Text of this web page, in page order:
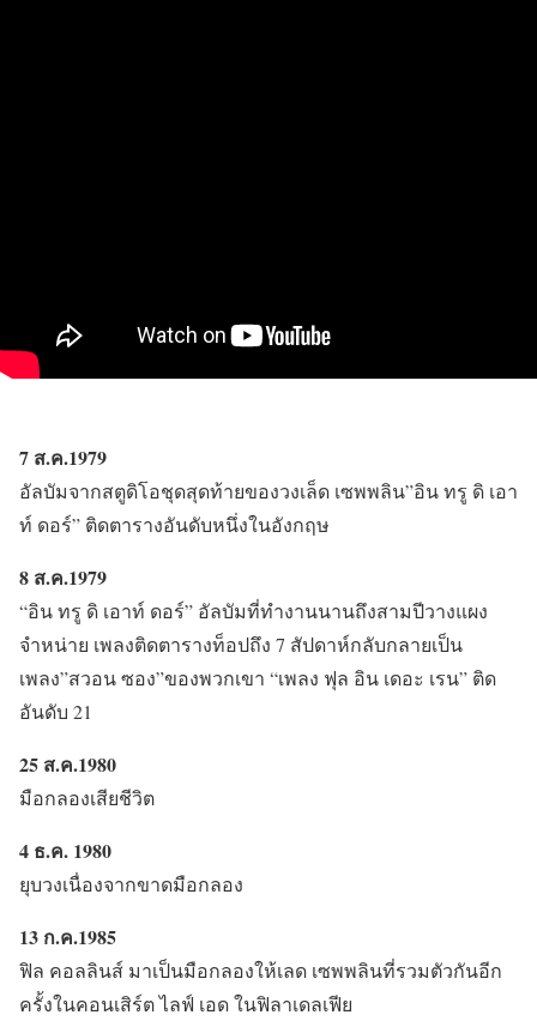
7 ส.ค.1979
อัลบัมจากสตูดิโอชุดสุดท้ายของวงเล็ด เซพพลิน”อิน ทรู ดิ เอา
ท์ ดอร์” ติดตารางอันดับหนึ่งในอังกฤษ
8 ส.ค.1979
“อิน ทรู ดิ เอาท์ ดอร์” อัลบัมที่ทำงานนานถึงสามปีวางแผง
จำหน่าย เพลงติดตารางท็อปถึง 7 สัปดาห์กลับกลายเป็น
เพลง”สวอน ซอง”ของพวกเขา “เพลง ฟุล อิน เดอะ เรน” ติด
อันดับ 21
25 ส.ค.1980
มือกลองเสียชีวิต
4 ธ.ค. 1980
ยุบวงเนื่องจากขาดมือกลอง
13 ก.ค.1985
ฟิล คอลลินส์ มาเป็นมือกลองให้เลด เซพพลินที่รวมตัวกันอีก
ครั้งในคอนเสิร์ต ไลฟ์ เอด ในฟิลาเดลเฟีย